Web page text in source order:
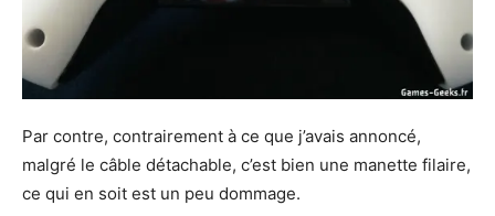
Par contre, contrairement à ce que j’avais annoncé,
malgré le câble détachable, c’est bien une manette filaire,
ce qui en soit est un peu dommage.